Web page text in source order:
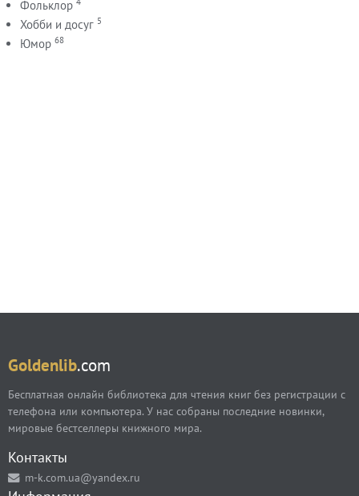
Фольклор
Хобби и досуг 5
Юмор 68
Goldenlib.com
Бесплатная онлайн библиотека для чтения книг без регистрации с
телефона или компьютера. У нас собраны последние новинки,
мировые бестселлеры книжного мира.
Контакты
m-k.com.ua@yandex.ru